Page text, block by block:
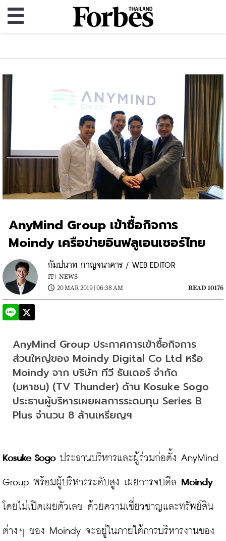
AnyMind Group เข้าซื้อกิจการ
Moindy เครือข่ายอินฟลูเอนเซอร์ไทย
กัมปนาท กาญจนาคาร / WEB EDITOR
IT | NEWS
20 MAR 2019 | 06:38 AM
READ 10176
AnyMind Group ประกาศการเข้าซื้อกิจการ
ส่วนใหญ่ของ Moindy Digital Co Ltd หรือ
Moindy จาก บริษัท ทีวี ธันเดอร์ จำกัด
(มหาชน) (TV Thunder) ด้าน Kosuke Sogo
ประธานผู้บริหารเผยผลการระดมทุน Series B
Plus จำนวน 8 ล้านเหรียญฯ
Kosuke Sogo ประธานบริหารและผู้ร่วมก่อตั้ง AnyMind
Group พร้อมผู้บริหารระดับสูง เผยการจบดีล Moindy
โดยไม่เปิดเผยตัวเลข ด้วยความเชี่ยวชาญและทรัพย์สิน